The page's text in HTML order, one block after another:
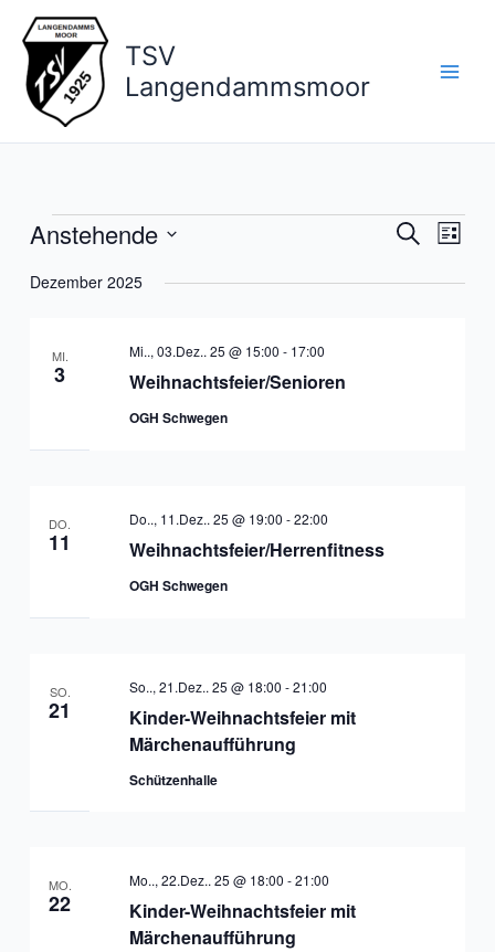
Inhalt
springen
TSV
Langendammsmoor
Veranstaltungen
und
SucheListe
Anstehende
wählen.
Dezember 2025
MI.
3 Weihnachtsfeier/Senioren
Mi.., 03.Dez.. 25 @ 15:00 - 17:00
OGH Schwegen
DO.
11 Weihnachtsfeier/Herrenfitness
Do.., 11.Dez.. 25 @ 19:00 -22:00
OGH Schwegen
SO.
21
Kinder-Weihnachtsfeier mit
Märchenaufführung
So.., 21.Dez.. 25 @ 18:00 -21:00
Schützenhalle
MO.
22
Kinder-Weihnachtsfeier mit
Märchenaufführung
Mo.., 22.Dez.. 25 @ 18:00 -21:00